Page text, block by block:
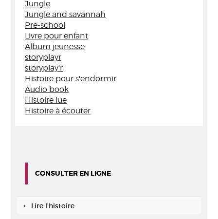
Jungle
Jungle and savannah
Pre-school
Livre pour enfant
Album jeunesse
storyplayr
storyplay'r
Histoire pour s'endormir
Audio book
Histoire lue
Histoire à écouter
CONSULTER EN LIGNE
Lire l'histoire